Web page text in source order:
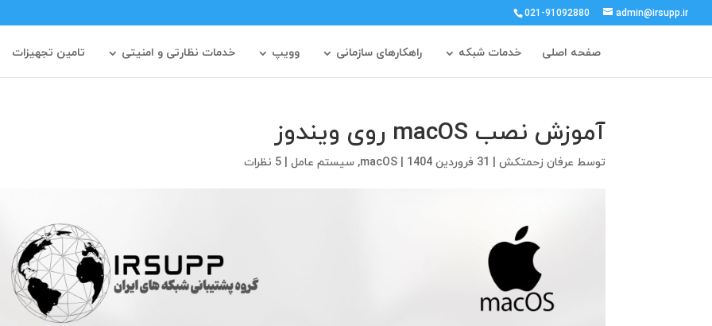
021-91092880 admin@irsupp.ir
صفحه اصلی خدمات شبکه راهکارهای سازمانی وویپ خدمات نظارتی و امنیتی تامین تجهیزات
آموزش نصب macOS روی ویندوز
توسط عرفان زحمتکش 31 فروردین 1404 |
macOS
,سیستم عامل |5 نظرات